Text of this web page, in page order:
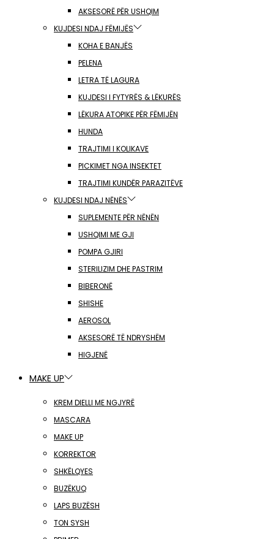
AKSESORË PËR USHQIM
KUJDESI NDAJ FËMIJËS
KOHA E BANJËS
PELENA
LETRA TË LAGURA
KUJDESI I FYTYRËS & LËKURËS
LËKURA ATOPIKE PËR FËMIJËN
HUNDA
TRAJTIMI I KOLIKAVE
PICKIMET NGA INSEKTET
TRAJTIMI KUNDËR PARAZITËVE
KUJDESI NDAJ NËNËS
SUPLEMENTE PËR NËNËN
USHQIMI ME GJI
POMPA GJIRI
STERILIZIM DHE PASTRIM
BIBERONË
SHISHE
AEROSOL
AKSESORË TË NDRYSHËM
HIGJENË
MAKE UP
KREM DIELLI ME NGJYRË
MASCARA
MAKE UP
KORREKTOR
SHKËLQYES
BUZËKUQ
LAPS BUZËSH
TON SYSH